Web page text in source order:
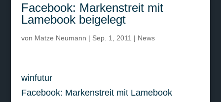
Facebook: Markenstreit mit
Lamebook beigelegt
von Matze Neumann | Sep. 1, 2011 | News
winfutur
Facebook: Markenstreit mit Lamebook